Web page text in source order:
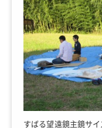
すばる望遠鏡主鏡サ